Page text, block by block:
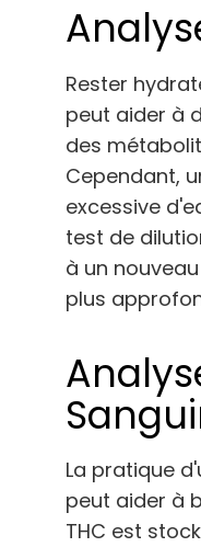
Rester
peut aider à
des
Cependant,
excessive
test de
à un
plus
La pratique
peut aider à
THC est